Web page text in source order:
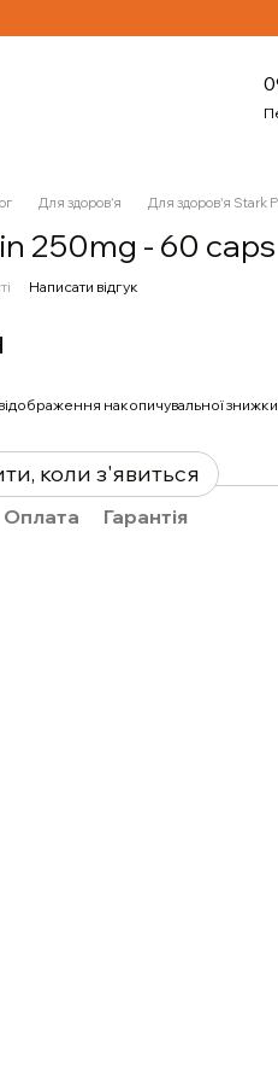
Для здоров'я Для здоров'я Stark
250mg - 60 caps
Написати відгук
накопичувальної знижки
коли з'явиться
Оплата Гарантія